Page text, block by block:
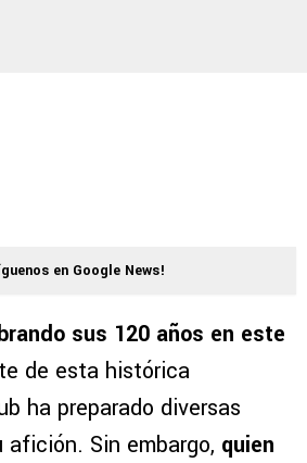
en Google News!
sus 120 años en este
de esta histórica
ha preparado diversas
afición. Sin embargo, quien